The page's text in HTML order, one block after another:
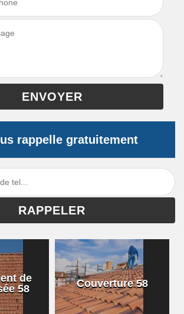
rappelle gratuitement
de
58
Couverture 58